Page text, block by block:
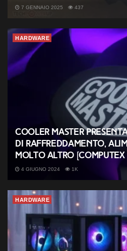
7 GENNAIO 2025 437
HARDWARE
Cooler Master
di raffreddamento,
molto altro [COMPUTEX
4 GIUGNO 2024 1K
HARDWARE